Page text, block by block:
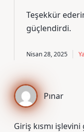
Teşekkür
güçlendirdi.
Nisan 28, 2025
Pınar
Giriş kısmı